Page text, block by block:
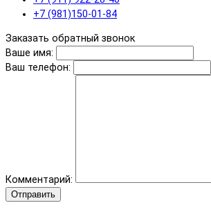
+7 (981)150-01-84
Заказать обратный звонок
Ваше имя:
Ваш телефон:
Комментарий:
Отправить